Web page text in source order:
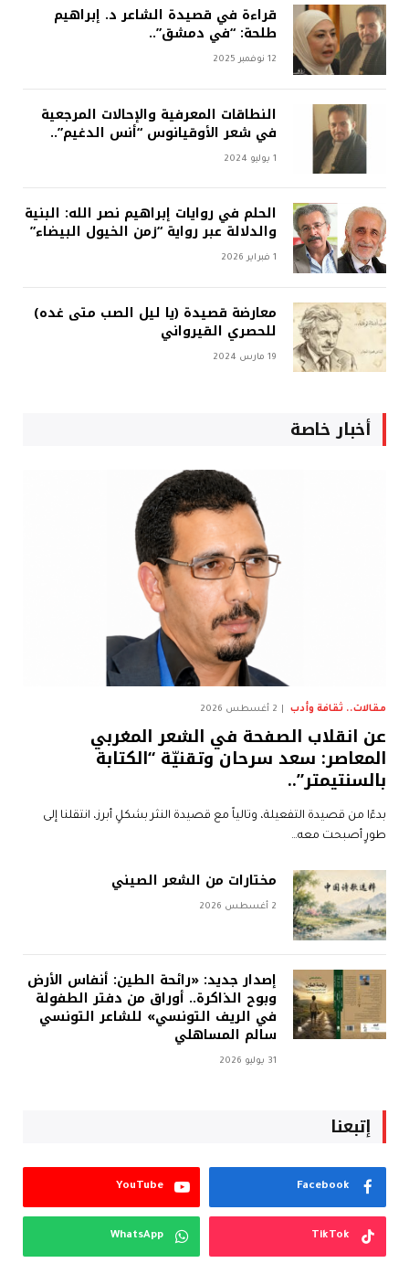
قراءة في قصيدة الشاعر د. إبراهيم
طلحة: “في دمشق”..
12 نوفمبر 2025
النطاقات المعرفية والإحالات المرجعية
في شعر الأوقيانوس “أنس الدغيم”..
1 يوليو 2024
الحلم في روايات إبراهيم نصر الله: البنية
والدلالة عبر رواية “زمن الخيول البيضاء”
1 فبراير 2026
معارضة قصيدة (يا ليل الصب متى غده)
للحصري القيرواني
19 مارس 2024
أخبار خاصة
مقالات.. ثقافة وأدب 2 أغسطس 2026
عن انقلاب الصفحة في الشعر المغربي
المعاصر: سعد سرحان وتقنيّة “الكتابة
بالسنتيمتر”..
بدءًا من قصيدة التفعيلة، وتالياً مع قصيدة النثر بشكلٍ أبرز، انتقلنا إلى
طورٍ أصبحت معه…
مختارات من الشعر الصيني
2 أغسطس 2026
إصدار جديد: «رائحة الطين: أنفاس الأرض
وبوح الذاكرة.. أوراق من دفتر الطفولة
في الريف التونسي» للشاعر التونسي
سالم المساهلي
31 يوليو 2026
إتبعنا
Facebook
YouTube
TikTok
WhatsApp